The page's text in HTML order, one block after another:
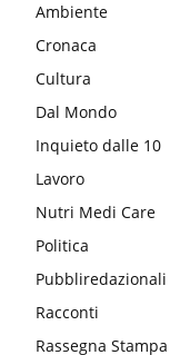
Ambiente
Cronaca
Cultura
Dal Mondo
Inquieto dalle 10
Lavoro
Nutri Medi Care
Politica
Pubbliredazionali
Racconti
Rassegna Stampa